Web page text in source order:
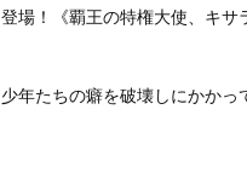
登場！《覇王の特権大使、キサ
少年たちの癖を破壊しにかかっ